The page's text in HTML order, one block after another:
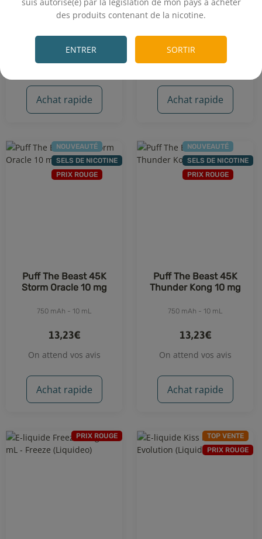
des produits contenant de la nicotine.
ENTRER SORTIR
750 mAh - 10 mL
13,23€
On attend vos avis
Achat rapide
13,23€
On attend vos avis
Achat rapide
NOUVEAUTÉ
SELS DE NICOTINE
PRIX ROUGE
Puff The Beast 45K
Storm Oracle 10 mg
750 mAh - 10 mL
13,23€
On attend vos avis
Achat rapide
NOUVEAUTÉ
SELS DE NICOTINE
PRIX ROUGE
Puff The Beast 45K
Thunder Kong 10 mg
750 mAh - 10 mL
13,23€
On attend vos avis
Achat rapide
PRIX ROUGE
TOP VENTE
PRIX ROUGE